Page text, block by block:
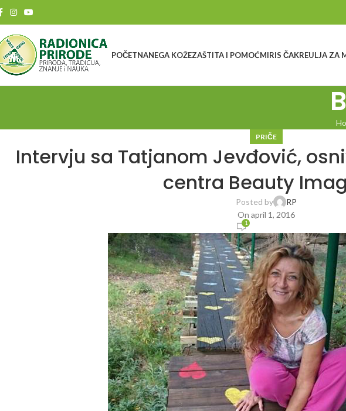
POČETNANEGA KOŽEZAŠTITA I POMOĆMIRIS ČAKREULJA ZA
PRIČE
Intervju sa Tatjanom Jevđović,
centra Beauty
Posted by
RP
On april 1, 2016
1